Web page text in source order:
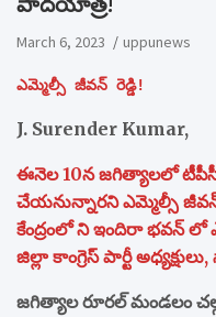
March 6, 2023 uppunews
ఎమ్మెల్సీ జీవన్ రెడ్డి!
J. Surender Kumar,
ఈనెల 10న జగిత్యాలలో
చేయనున్నారని ఎమ్మెల్సీ
కేంద్రంలో ని ఇందిరా భవన్ లో
జిల్లా కాంగ్రెస్ పార్టీ
జగిత్యాల రూరల్ మండలం